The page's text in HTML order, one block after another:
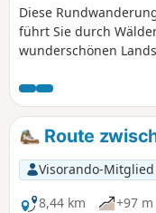
Diese
führt Sie durch
wunderschönen
Landschaft.
Route
Visorando-Mitglied
8,44 km
+97 m